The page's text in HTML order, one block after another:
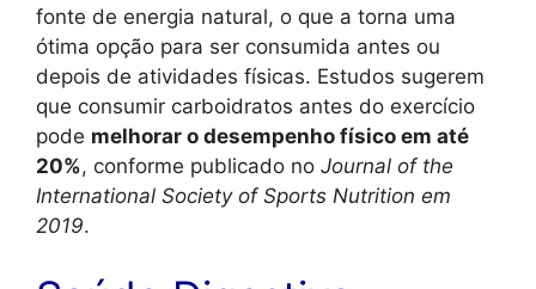
fonte de energia natural, o que a torna uma
ótima opção para ser consumida antes ou
depois de atividades físicas. Estudos sugerem
que consumir carboidratos antes do exercício
pode melhorar o desempenho físico em até
20%, conforme publicado no Journal of the
International Society of Sports Nutrition em
2019.